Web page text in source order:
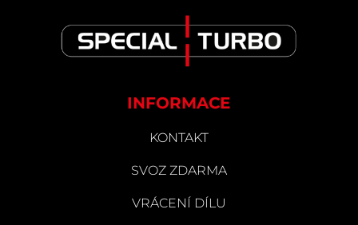
INFORMACE
KONTAKT
SVOZ ZDARMA
VRÁCENÍ DÍLU